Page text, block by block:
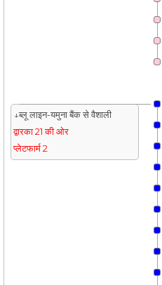
↓ब्लू लाइन-यमुना बैंक से वैशाली
द्वारका 21 की ओर
प्लेटफार्म 2